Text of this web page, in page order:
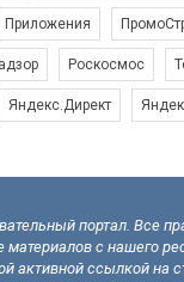
Приложения
Роскосмос
Яндекс.Директ
портал. Все
с нашего
активной ссылкой на